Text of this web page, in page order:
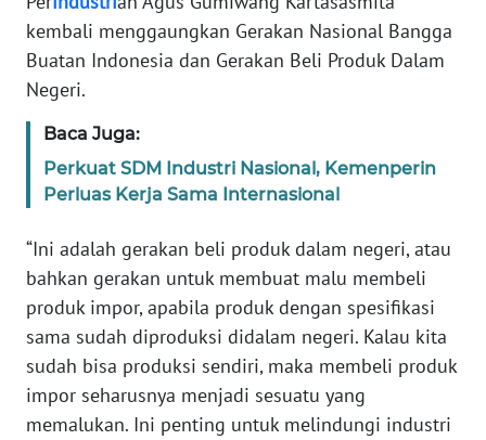
kembali menggaungkan Gerakan Nasional Bangga
Buatan Indonesia dan Gerakan Beli Produk Dalam
Negeri.
Baca Juga:
Perkuat SDM Industri Nasional, Kemenperin
Perluas Kerja Sama Internasional
“Ini adalah gerakan beli produk dalam negeri, atau
bahkan gerakan untuk membuat malu membeli
produk impor, apabila produk dengan spesifikasi
sama sudah diproduksi didalam negeri. Kalau kita
sudah bisa produksi sendiri, maka membeli produk
impor seharusnya menjadi sesuatu yang
memalukan. Ini penting untuk melindungi industri
PEDOMAN
MEDIA
SIBER
KARIR
DISCLAIMER
Wahana
News
Regional